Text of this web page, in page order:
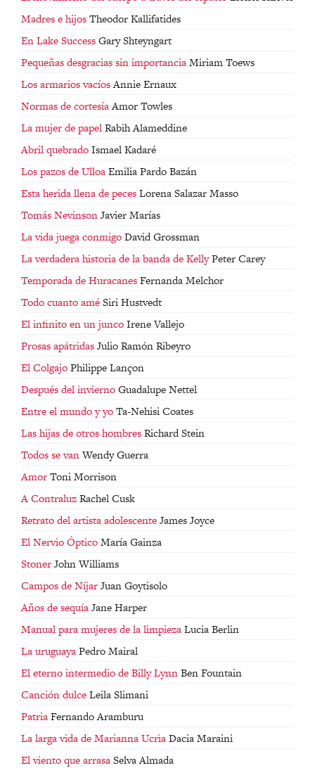
Madres e hijosTheodor Kallifatides
En Lake SuccessGary Shteyngart
Pequeñas desgracias sin importanciaMiriam Toews
Los armarios vacíosAnnie Ernaux
Normas de cortesíaAmor Towles
La mujer de papelRabih Alameddine
Abril quebradoIsmael Kadaré
Los pazos de UlloaEmilia Pardo Bazán
Esta herida llena de pecesLorena Salazar Masso
Tomás NevinsonJavier Marías
La vida juega conmigoDavid Grossman
La verdadera historia de la banda de KellyPeter Carey
Temporada de HuracanesFernanda Melchor
Todo cuanto améSiri Hustvedt
El infinito en un juncoIrene Vallejo
Prosas apátridasJulio Ramón Ribeyro
El ColgajoPhilippe Lançon
Después del inviernoGuadalupe Nettel
Entre el mundo y yoTa-Nehisi Coates
Las hijas de otros hombresRichard Stein
Todos se vanWendy Guerra
AmorToni Morrison
A ContraluzRachel Cusk
Retrato del artista adolescenteJames Joyce
El Nervio ÓpticoMaría Gainza
StonerJohn Williams
Campos de NíjarJuan Goytisolo
Años de sequíaJane Harper
Manual para mujeres de la limpiezaLucia Berlin
La uruguayaPedro Mairal
El eterno intermedio de Billy LynnBen Fountain
Canción dulceLeila Slimani
PatriaFernando Aramburu
La larga vida de Marianna UcrìaDacia Maraini
El viento que arrasaSelva Almada